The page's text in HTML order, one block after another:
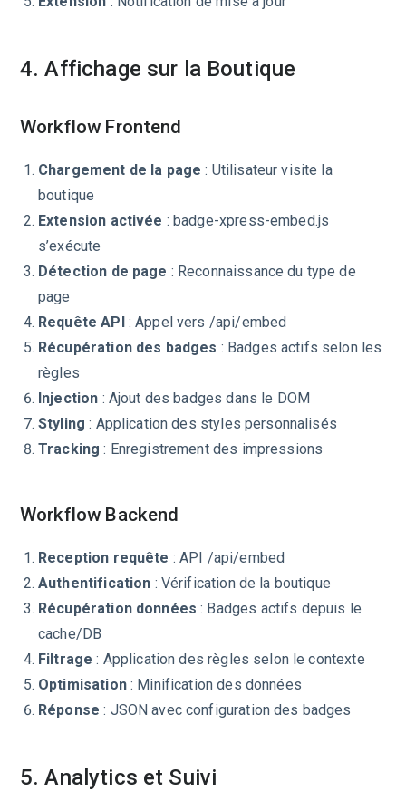
4. Affichage sur la Boutique
Workflow Frontend
Chargement de la page : Utilisateur visite la
boutique
Extension activée : badge-xpress-embed.js
s’exécute
Détection de page : Reconnaissance du type de
page
Requête API: Appel vers /api/embed
Récupération des badges : Badges actifs selon les
règles
Injection : Ajout des badges dans le DOM
Styling : Application des styles personnalisés
Tracking : Enregistrement des impressions
Workflow Backend
Reception requête : API /api/embed
Authentification : Vérification de la boutique
Récupération données : Badges actifs depuis le
cache/DB
Filtrage : Application des règles selon le contexte
Optimisation: Minification des données
Réponse : JSON avec configuration des badges
5. Analytics et Suivi